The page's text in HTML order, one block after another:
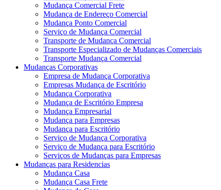
Mudança Comercial Frete
Mudança de Endereço Comercial
Mudança Ponto Comercial
Serviço de Mudança Comercial
Transporte de Mudança Comercial
Transporte Especializado de Mudanças Comerciais
Transporte Mudança Comercial
Mudanças Corporativas
Empresa de Mudança Corporativa
Empresas Mudança de Escritório
Mudança Corporativa
Mudança de Escritório Empresa
Mudança Empresarial
Mudança para Empresas
Mudança para Escritório
Serviço de Mudança Corporativa
Serviço de Mudança para Escritório
Serviços de Mudanças para Empresas
Mudanças para Residencias
Mudança Casa
Mudança Casa Frete